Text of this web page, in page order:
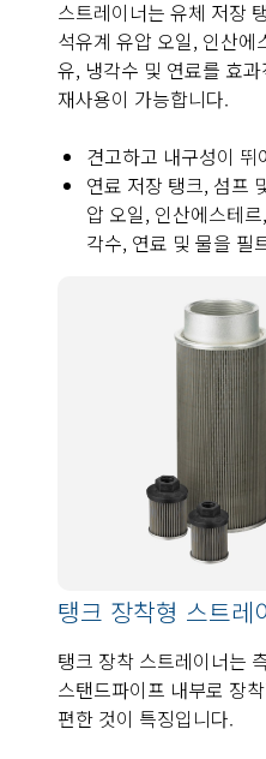
스트레이너는 유체 저장
석유계 유압 오일, 인산에
유, 냉각수 및 연료를 효
재사용이 가능합니다.
견고하고 내구성이 뛰
연료 저장 탱크, 섬프
압 오일, 인산에스테
각수, 연료 및 물을 필
탱크 장착형 스트레
탱크 장착 스트레이너는
스탠드파이프 내부로 장
편한 것이 특징입니다.